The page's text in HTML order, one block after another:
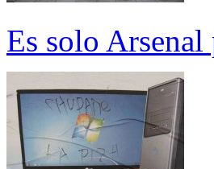
Es solo